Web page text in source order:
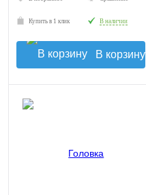
Купить в 1 клик В наличии
В корзину